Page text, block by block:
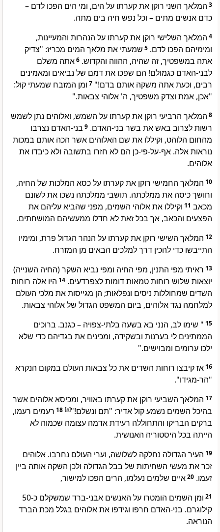
3 המלאך השני רוקן את קערתו על הים, ומי הים הפכו לדם –
כדם אנשים מתים – וכל נפש חיה בים מתה.
4 המלאך השלישי רוקן את קערתו על הנהרות והמעיינות,
ומימיהם הפכו לדם. 5 שמעתי את מלאך המים מכריז: "צדיק
אתה במשפטיך, זה שהיה, ההווה והקדוש. 6אתה משלם
לבני-האדם כגמולם! הם שפכו את דמם של נביאים ומאמינים
רבים, וכעת אתה משקה אותם בדם!" 7 ומן המזבח שמעתי קול:
"אכן, אמת וצדק משפטיך, ה' אלוהי צבאות."
8 המלאך הרביעי רוקן את קערתו על השמש, ואלוהים נתן לשמש
רשות לצרוב באש את בשר בני-האדם. 9 בני-האדם נצרבו
מהחום הלוהט, וקיללו את שם האלוהים אשר הכה אותם במכות
נוראות אלה. אף-על-פי-כן הם לא חזרו בתשובה ולא כיבדו את
אלוהים.
10 המלאך החמישי רוקן את קערתו על כסא המלכות של החיה,
וחושך כיסה את ממלכתה. תושבי ממלכתה נשכו את לשונם
מכאב 11 וקיללו את אלוהי השמים, מפני שהביא עליהם את
הפצעים והכאב, אך בכל זאת לא חדלו ממעשיהם המושחתים.
12 המלאך השישי רוקן את קערתו על הנהר הגדול פרת, ומימיו
התייבשו כדי להכין דרך למלכים הבאים מן המזרח.
13 ראיתי מפי התנין, מפי החיה ומפי נביא השקר (החיה השנייה)
יוצאות שלוש רוחות טמאות דומות לצפרדעים. 14 היו אלה רוחות
השדים שמחוללות ניסים ונפלאות; הן מגייסות את מלכי העולם
למלחמה נגד אלוהים, ביום המשפט הגדול של אלוהי צבאות.
15 " שימו לב, הנני בא בשעה בלתי-צפויה – כגנב. ברוכים
הממתינים לי בערנות ובשקידה, ומכינים את בגדיהם כדי שלא
ילכו ערומים ומבוישים."
16אז קיבצו רוחות השדים את כל צבאות העולם במקום הנקרא
"הר-מגידו".
17 המלאך השביעי רוקן את קערתו באוויר, ומכיסא אלוהים אשר
בהיכל השמים נשמע קול אדיר: "תם ונשלם!"[
a
]
18 רעמים רעמו,
ברקים הבריקו והתחוללה רעידת אדמה עצומה שכמוה לא
הייתה בכל היסטוריה האנושית.
19 העיר הגדולה נחלקה לשלושה, וערי העולם נחרבו. אלוהים
זכר את מעשי השחיתות של בבל הגדולה ולכן השקה אותה ביין
זעמו. 20איים שלמים נעלמו, הרים הפכו למישור,
21
ומן השמים הומטרו על האנשים אבני-ברד שמשקלם כ-50
קילוגרם. בני-האדם חרפו וגידפו את אלוהים בגלל מכת הברד
הנוראה.